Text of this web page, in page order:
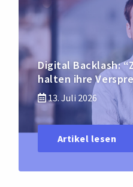
Digital Backlash:
halten ihre
13. Juli 2026
Artikel lesen